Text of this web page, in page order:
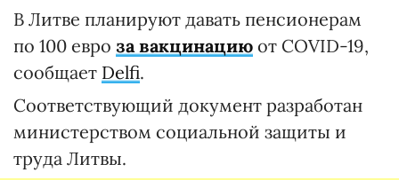
В Литве планируют давать пенсионерам
по 100 евро за вакцинацию от COVID-19,
сообщает Delfi.
Соответствующий документ разработан
министерством социальной защиты и
труда Литвы.